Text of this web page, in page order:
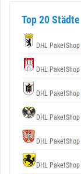
Top 20 Städte
DHL PaketShop
DHL PaketShop
DHL PaketShop
DHL PaketShop
DHL PaketShop
DHL PaketShop